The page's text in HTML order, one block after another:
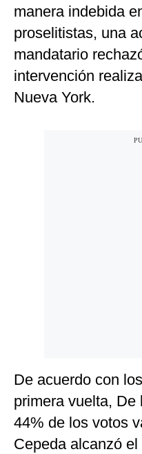
manera indebida
proselitistas, una
mandatario
intervención
Nueva York.
De acuerdo con
primera vuelta, De
44% de los votos
Cepeda alcanzó